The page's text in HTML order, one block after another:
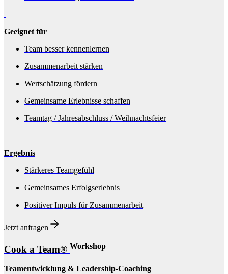
Geeignet für
Team besser kennenlernen
Zusammenarbeit stärken
Wertschätzung fördern
Gemeinsame Erlebnisse schaffen
Teamtag / Jahresabschluss / Weihnachtsfeier
Ergebnis
Stärkeres Teamgefühl
Gemeinsames Erfolgserlebnis
Positiver Impuls für Zusammenarbeit
Jetzt anfragen
Cook a Team® Workshop
Teamentwicklung & Leadership-Coaching